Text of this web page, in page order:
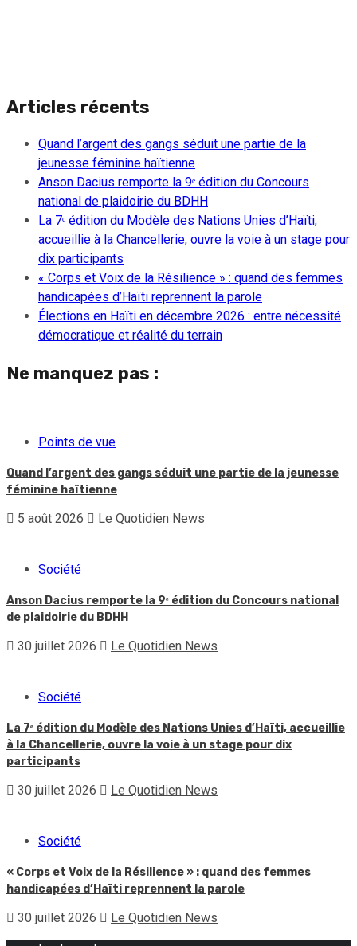
Articles récents
Quand l’argent des gangs séduit une partie de la
jeunesse féminine haïtienne
Anson Dacius remporte la 9ᵉ édition du Concours
national de plaidoirie du BDHH
La 7ᵉ édition du Modèle des Nations Unies d’Haïti,
accueillie à la Chancellerie, ouvre la voie à un stage pour
dix participants
« Corps et Voix de la Résilience » : quand des femmes
handicapées d’Haïti reprennent la parole
Élections en Haïti en décembre 2026 : entre nécessité
démocratique et réalité du terrain
Ne manquez pas :
Points de vue
Quand l’argent des gangs séduit une partie de la jeunesse
féminine haïtienne
5 août 2026 Le Quotidien News
Société
Anson Dacius remporte la 9ᵉ édition du Concours national
de plaidoirie du BDHH
30 juillet 2026 Le Quotidien News
Société
La 7ᵉ édition du Modèle des Nations Unies d’Haïti, accueillie
à la Chancellerie, ouvre la voie à un stage pour dix
participants
30 juillet 2026 Le Quotidien News
Société
« Corps et Voix de la Résilience » : quand des femmes
handicapées d’Haïti reprennent la parole
30 juillet 2026 Le Quotidien News